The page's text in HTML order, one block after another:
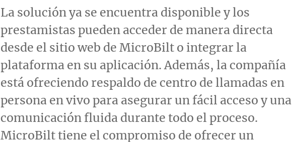
La solución ya se encuentra disponible y los
prestamistas pueden acceder de manera directa
desde el sitio web de MicroBilt o integrar la
plataforma en su aplicación. Además, la compañía
está ofreciendo respaldo de centro de llamadas en
persona en vivo para asegurar un fácil acceso y una
comunicación fluida durante todo el proceso.
MicroBilt tiene el compromiso de ofrecer un